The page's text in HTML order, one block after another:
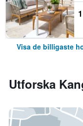
Visa de billigaste
Utforska